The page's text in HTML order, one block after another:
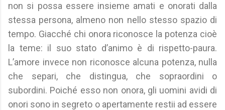
non si possa essere insieme amati e onorati dalla
stessa persona, almeno non nello stesso spazio di
tempo. Giacché chi onora riconosce la potenza cioè
la teme: il suo stato d’animo è di rispetto-paura.
L’amore invece non riconosce alcuna potenza, nulla
che separi, che distingua, che sopraordini o
subordini. Poiché esso non onora, gli uomini avidi di
onori sono in segreto o apertamente restii ad essere